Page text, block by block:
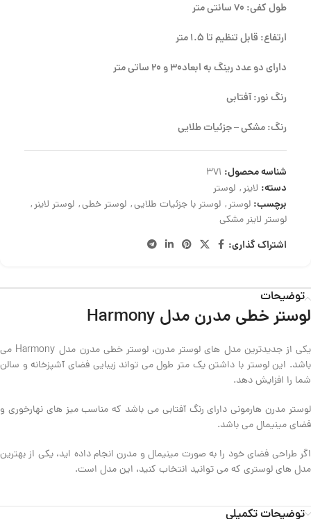
طول کفی: 70 سانتی متر
ارتفاع: قابل تنظیم تا 1.5 متر
دارای دو عدد رینگ به ابعاد30 و 20 ساتی متر
رنگ نور: آفتابی
رنگ: مشکی – جزئیات طلایی
شناسه محصول: 371
دسته: لاینر, لوستر
برچسب: لوستر, لوستر با جزئیات طلایی, لوستر خطی, لوستر لاینر,
لوستر لاینر مشکی
اشتراک گذاری:
توضیحات
لوستر خطی مدرن مدل Harmony
یکی از جدیدترین مدل های لوستر مدرن، لوستر خطی مدرن مدل Harmony می
باشد. این لوستر با داشتن یک متر طول می تواند زیبایی فضای آشپزخانه و سالن
شما را افزایش دهد.
لوستر مدرن هارمونی دارای رنگ آفتابی می باشد که مناسب میز های نهارخوری و
فضای مینیمال می باشد.
اگر طراحی فضای خود را به صورت مینیمال و مدرن انجام داده اید، یکی از بهترین
مدل های لوستری که می توانید انتخاب کنید، این مدل است.
توضیحات تکمیلی